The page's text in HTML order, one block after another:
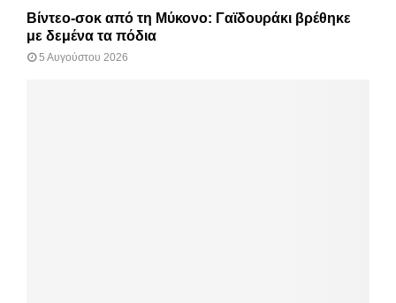
Βίντεο-σοκ από τη Μύκονο: Γαϊδουράκι βρέθηκε
με δεμένα τα πόδια
5 Αυγούστου 2026